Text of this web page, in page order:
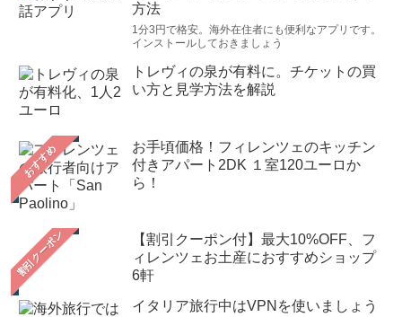
た。手長海老のリゾットやムール貝も本当に最高でし
た！加えてボンゴレビアンコが今まで食べたボンゴレビ
アンコの中でも1番美味しかったです。ボンゴレビアンコ
はオイルベースなので、どうしても塩味が強くなりがち
ですが、TEMAさんのは確かに良い具合に乳化されてお
りアサリの出汁が溢れ2日連続でオーダーしてしまうほど
でした。今回のイタリア旅行は、アーモイタリアさんの
情報がとても役に立ちました。イタリアは最高ですね。
また再訪したいと強く思いました。その際はアーモイタ
リアさんの情報を参考にさせて頂きます。（2023年8月9
日）
予約手配の件、早急に対応くださりありがとうございま
す！これから列車手配があったので、早めに時間確定で
方法
1分3円で格安。海外在住者にも便利なアプリです。
インストールしておきましょう
トレヴィの泉が有料に。チケットの買
い方と見学方法を解説
おすすめ
お手頃価格！フィレンツェのキッチン
付きアパート2DK １室120ユーロか
ら！
【割引クーポン付】最大10%OFF、フ
ィレンツェお土産におすすめショップ
6軒
イタリア旅行中はVPNを使いましょう